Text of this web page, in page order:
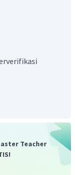
Teacher